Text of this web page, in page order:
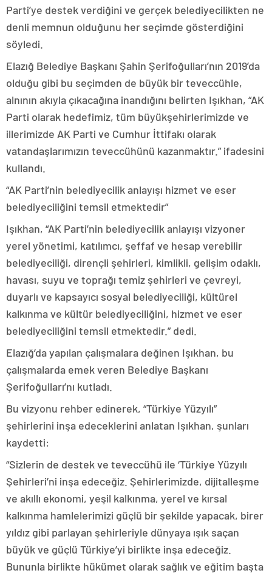
Parti’ye destek verdiğini ve gerçek belediyecilikten ne
denli memnun olduğunu her seçimde gösterdiğini
söyledi.
Elazığ Belediye Başkanı Şahin Şerifoğulları’nın 2019’da
olduğu gibi bu seçimden de büyük bir teveccühle,
alnının akıyla çıkacağına inandığını belirten Işıkhan, “AK
Parti olarak hedefimiz, tüm büyükşehirlerimizde ve
illerimizde AK Parti ve Cumhur İttifakı olarak
vatandaşlarımızın teveccühünü kazanmaktır.” ifadesini
kullandı.
“AK Parti’nin belediyecilik anlayışı hizmet ve eser
belediyeciliğini temsil etmektedir”
Işıkhan, “AK Parti’nin belediyecilik anlayışı vizyoner
yerel yönetimi, katılımcı, şeffaf ve hesap verebilir
belediyeciliği, dirençli şehirleri, kimlikli, gelişim odaklı,
havası, suyu ve toprağı temiz şehirleri ve çevreyi,
duyarlı ve kapsayıcı sosyal belediyeciliği, kültürel
kalkınma ve kültür belediyeciliğini, hizmet ve eser
belediyeciliğini temsil etmektedir.” dedi.
Elazığ’da yapılan çalışmalara değinen Işıkhan, bu
çalışmalarda emek veren Belediye Başkanı
Şerifoğulları’nı kutladı.
Bu vizyonu rehber edinerek, “Türkiye Yüzyılı”
şehirlerini inşa edeceklerini anlatan Işıkhan, şunları
kaydetti:
“Sizlerin de destek ve teveccühü ile ‘Türkiye Yüzyılı
Şehirleri’ni inşa edeceğiz. Şehirlerimizde, dijitalleşme
ve akıllı ekonomi, yeşil kalkınma, yerel ve kırsal
kalkınma hamlelerimizi güçlü bir şekilde yapacak, birer
yıldız gibi parlayan şehirleriyle dünyaya ışık saçan
büyük ve güçlü Türkiye’yi birlikte inşa edeceğiz.
Bununla birlikte hükümet olarak sağlık ve eğitim başta